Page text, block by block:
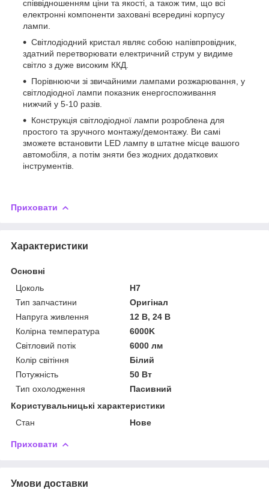
співвідношенням ціни та якості, а також тим, що всі
електронні компоненти заховані всередині корпусу
лампи.
Світлодіодний кристал являє собою напівпровідник,
здатний перетворювати електричний струм у видиме
світло з дуже високим ККД.
Порівнюючи зі звичайними лампами розжарювання, у
світлодіодної лампи показник енергоспоживання
нижчий у 5-10 разів.
Конструкція світлодіодної лампи розроблена для
простого та зручного монтажу/демонтажу. Ви самі
зможете встановити LED лампу в штатне місце вашого
автомобіля, а потім зняти без жодних додаткових
інструментів.
Приховати
Характеристики
Основні
Цоколь
H7
Тип запчастини
Оригінал
Напруга живлення
12 В, 24 В
Колірна температура
6000K
Світловий потік
6000 лм
Колір світіння
Білий
Потужність
50 Вт
Тип охолодження
Пасивний
Користувальницькі характеристики
Стан
Нове
Приховати
Умови доставки